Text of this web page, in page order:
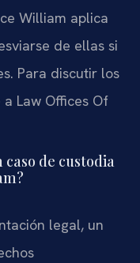
William aplica
de ellas si
Para discutir los
Law Offices Of
de custodia
legal, un